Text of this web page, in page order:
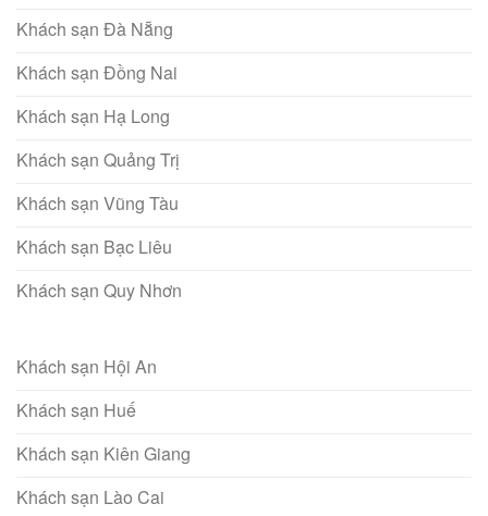
Khách sạn Đà Nẵng
Khách sạn Đồng Nai
Khách sạn Hạ Long
Khách sạn Quảng Trị
Khách sạn Vũng Tàu
Khách sạn Bạc Liêu
Khách sạn Quy Nhơn
Khách sạn Hội An
Khách sạn Huế
Khách sạn Kiên Giang
Khách sạn Lào Cai